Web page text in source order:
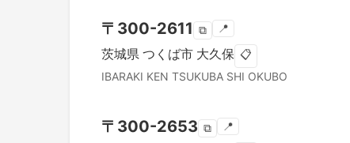
〒 300-2611 ⧉ 📍
茨城県 つくば市 大久保 📋
IBARAKI KEN TSUKUBA SHI OKUBO
〒 300-2653 ⧉ 📍